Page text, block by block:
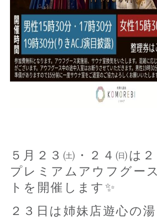
サウナ
お食事
リラクゼーション
スタッフ募集中
５月２３㈯・２４㈰は
プレミアムアウフグー
トを開催します✨
２３日は姉妹店遊心の